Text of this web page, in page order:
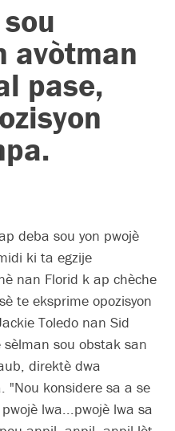
avòtman
pase,
deba sou yon pwojè
ki ta egzije
nan Florid k ap chèche
te eksprime opozisyon
Toledo nan Sid
sou obstak san
direktè dwa
"Nou konsidere sa a se
lwa...pwojè lwa sa